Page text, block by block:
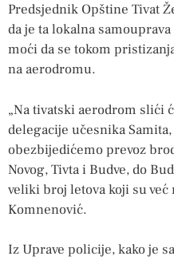
Predsjednik Opštine Tivat
da je ta lokalna
moći da se tokom
na aerodromu.
„Na tivatski aerodrom slići
delegacije učesnika
obezbijedićemo prevoz
Novog, Tivta i Budve, do
veliki broj letova koji su već
Komnenović.
Iz Uprave policije, kako je